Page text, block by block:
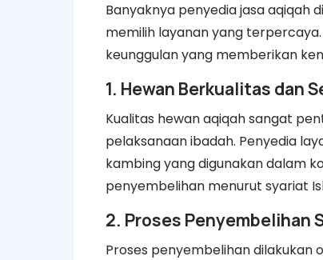
Banyaknya penyedia jasa aqiqah
memilih layanan yang
keunggulan yang memberikan
1. Hewan Berkualitas dan
Kualitas hewan aqiqah sangat
pelaksanaan ibadah. Penyedia
kambing yang digunakan dalam
penyembelihan menurut syariat
2. Proses Penyembelihan
Proses penyembelihan